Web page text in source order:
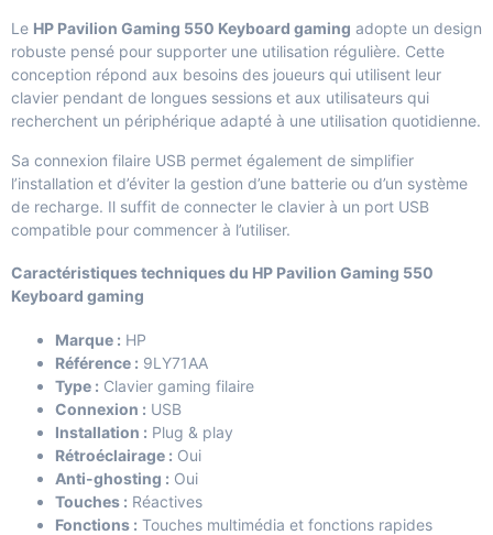
Le HP Pavilion Gaming 550 Keyboard gaming adopte un design
robuste pensé pour supporter une utilisation régulière. Cette
conception répond aux besoins des joueurs qui utilisent leur
clavier pendant de longues sessions et aux utilisateurs qui
recherchent un périphérique adapté à une utilisation quotidienne.
Sa connexion filaire USB permet également de simplifier
l’installation et d’éviter la gestion d’une batterie ou d’un système
de recharge. Il suffit de connecter le clavier à un port USB
compatible pour commencer à l’utiliser.
Caractéristiques techniques du HP Pavilion Gaming 550
Keyboard gaming
Marque : HP
Référence : 9LY71AA
Type : Clavier gaming filaire
Connexion : USB
Installation : Plug & play
Rétroéclairage : Oui
Anti-ghosting : Oui
Touches : Réactives
Fonctions : Touches multimédia et fonctions rapides